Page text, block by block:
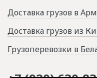
Доставка грузов в
Доставка грузов из
Грузоперевозки в